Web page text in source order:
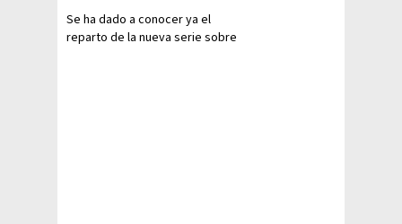
Se ha dado a conocer ya el
reparto de la nueva serie sobre